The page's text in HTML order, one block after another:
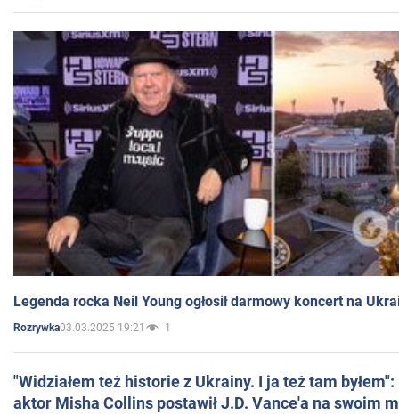
Legenda rocka Neil Young ogłosił darmowy koncert na
Rozrywka03.03.2025 19:21 1
"Widziałem też historie z Ukrainy. I ja też tam
aktor Misha Collins postawił J.D. Vance'a na swoim